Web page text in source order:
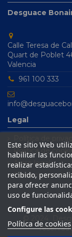
Desguace
Calle Teresa de
Quart de Poblet
Valencia
961 100 333
Legal
Política de
Aviso legal
Condiciones de
Este sitio Web
habilitar las
realizar
recibido,
para ofrecer
uso de
Configure las
Política de cookies